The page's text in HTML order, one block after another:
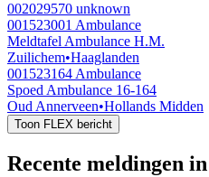
002029570 unknown
001523001 Ambulance
Meldtafel Ambulance H.M.
Zuilichem•Haaglanden
001523164 Ambulance
Spoed Ambulance 16-164
Oud Annerveen•Hollands Midden
Toon FLEX bericht
Recente meldingen